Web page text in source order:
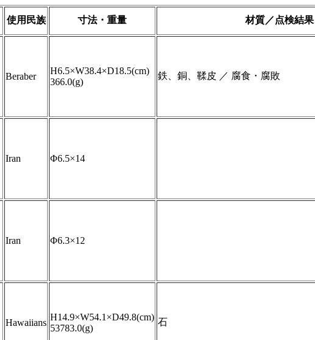
使用民族 寸法・重量 材質／点検結果
Beraber
H6.5×W38.4×D18.5(cm)
366.0(g)
鉄、銅、鞣皮 ／ 腐食・腐敗
Iran Φ6.5×14
Iran Φ6.3×12
Hawaiians
H14.9×W54.1×D49.8(cm)
53783.0(g)
石